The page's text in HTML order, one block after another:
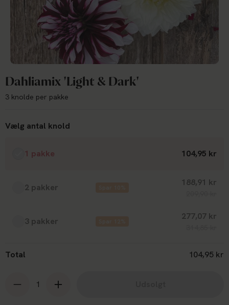
Dahliamix 'Light & Dark'
3 knolde per pakke
Vælg antal knold
1 pakke 104,95 kr
2 pakker 188,91 kr
3 pakker 277,07 kr
Total 104,95 kr